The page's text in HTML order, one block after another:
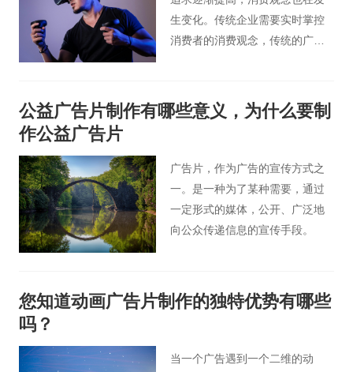
生变化。传统企业需要实时掌控
消费者的消费观念，传统的广告
始受到消费者欢迎。下面让北京
广告片小编告诉您一些关于影视
公益广告片制作有哪些意义，为什么要制
作公益广告片
广告片，作为广告的宣传方式之
一。是一种为了某种需要，通过
一定形式的媒体，公开、广泛地
向公众传递信息的宣传手段。
您知道动画广告片制作的独特优势有哪些
吗？
当一个广告遇到一个二维的动